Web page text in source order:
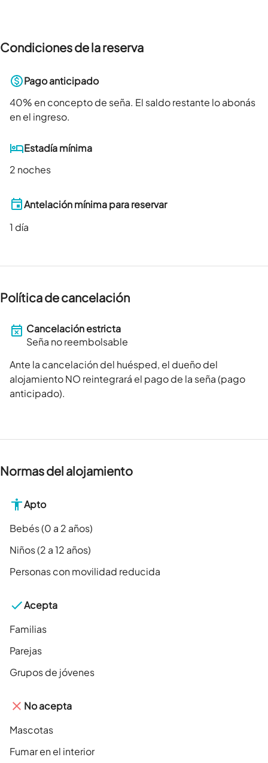
Condiciones de la reserva
Pago anticipado
40% en concepto de seña. El saldo restante lo abonás
en el ingreso.
Estadía mínima
2 noches
Antelación mínima para reservar
1 día
Política de cancelación
Cancelación estricta
Seña no reembolsable
Ante la cancelación del huésped, el dueño del
alojamiento NO reintegrará el pago de la seña (pago
anticipado).
Normas del alojamiento
Apto
Bebés (0 a 2 años)
Niños (2 a 12 años)
Personas con movilidad reducida
Acepta
Familias
Parejas
Grupos de jóvenes
No acepta
Mascotas
Fumar en el interior